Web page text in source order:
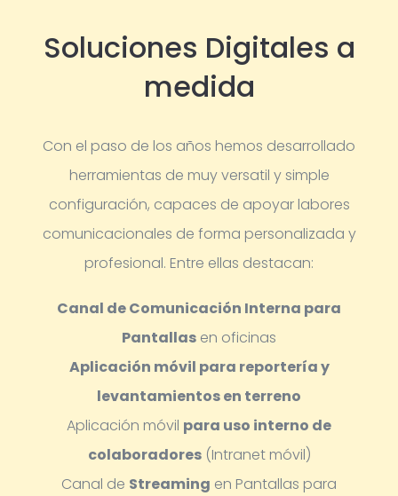
Soluciones Digitales a
medida
Con el paso de los años hemos desarrollado
herramientas de muy versatil y simple
configuración, capaces de apoyar labores
comunicacionales de forma personalizada y
profesional. Entre ellas destacan:
Canal de Comunicación Interna para
Pantallas en oficinas
Aplicación móvil para reportería y
levantamientos en terreno
Aplicación móvil para uso interno de
colaboradores(Intranet móvil)
Canal de Streaming en Pantallas para